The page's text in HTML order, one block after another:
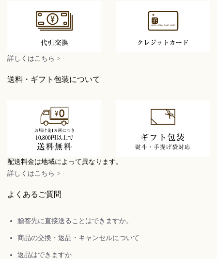
詳しくはこちら >
送料・ギフト包装について
配送料金は地域によって異なります。
詳しくはこちら >
よくあるご質問
贈答先に直接送ることはできますか。
商品の交換・返品・キャンセルについて
返品はできますか